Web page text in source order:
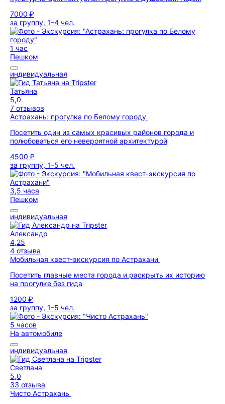
7000 ₽
за группу, 1–4 чел.
1 час
Пешком
индивидуальная
Татьяна
5,0
7 отзывов
Астрахань: прогулка по Белому городу
Посетить один из самых красивых районов города и
полюбоваться его невероятной архитектурой
4500 ₽
за группу, 1–5 чел.
3,5 часа
Пешком
индивидуальная
Александр
4,25
4 отзыва
Мобильная квест-экскурсия по Астрахани
Посетить главные места города и раскрыть их историю
на прогулке без гида
1200 ₽
за группу, 1–5 чел.
5 часов
На автомобиле
индивидуальная
Светлана
5,0
33 отзыва
Чисто Астрахань